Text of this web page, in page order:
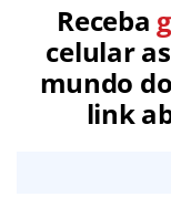
Receba
celular
mundo
link